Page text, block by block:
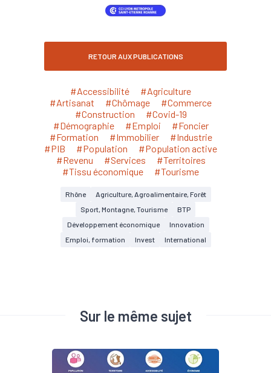
RETOUR AUX PUBLICATIONS
#Accessibilité
#Agriculture
#Artisanat
#Chômage
#Commerce
#Construction
#Covid-19
#Démographie
#Emploi
#Foncier
#Formation
#Immobilier
#Industrie
#PIB
#Population
#Population active
#Revenu
#Services
#Territoires
#Tissu économique
#Tourisme
Rhône
Agriculture, Agroalimentaire, Forêt
Sport, Montagne, Tourisme
BTP
Développement économique
Innovation
Emploi, formation
Invest International
Sur le même sujet